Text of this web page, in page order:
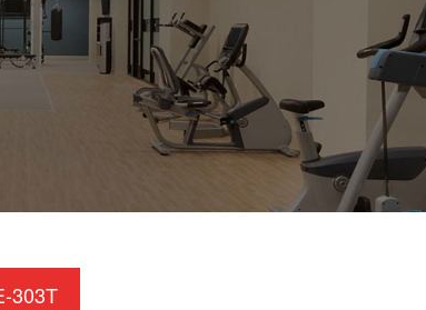
303T